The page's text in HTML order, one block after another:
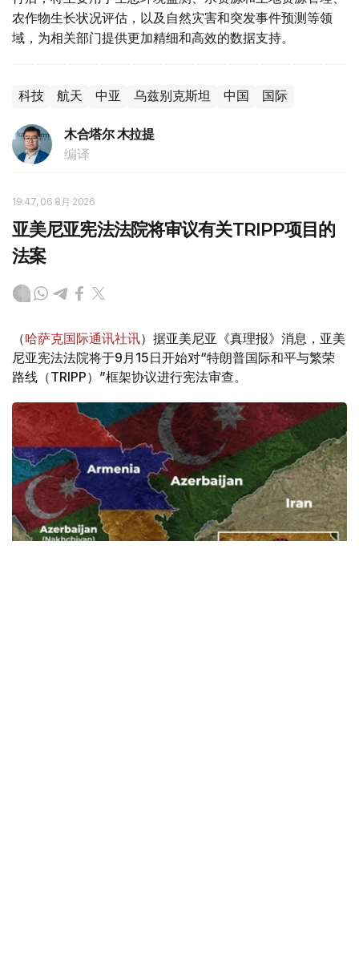
农作物生长状况评估，以及自然灾害和突发事件预测等领
域，为相关部门提供更加精细和高效的数据支持。
科技 航天 中亚 乌兹别克斯坦 中国 国际
木合塔尔 木拉提
编译
19:47, 06 8月 2026
亚美尼亚宪法法院将审议有关TRIPP项目的
法案
（哈萨克国际通讯社讯）据亚美尼亚《真理报》消息，亚美
尼亚宪法法院将于9月15日开始对“特朗普国际和平与繁荣
路线（TRIPP）”框架协议进行宪法审查。